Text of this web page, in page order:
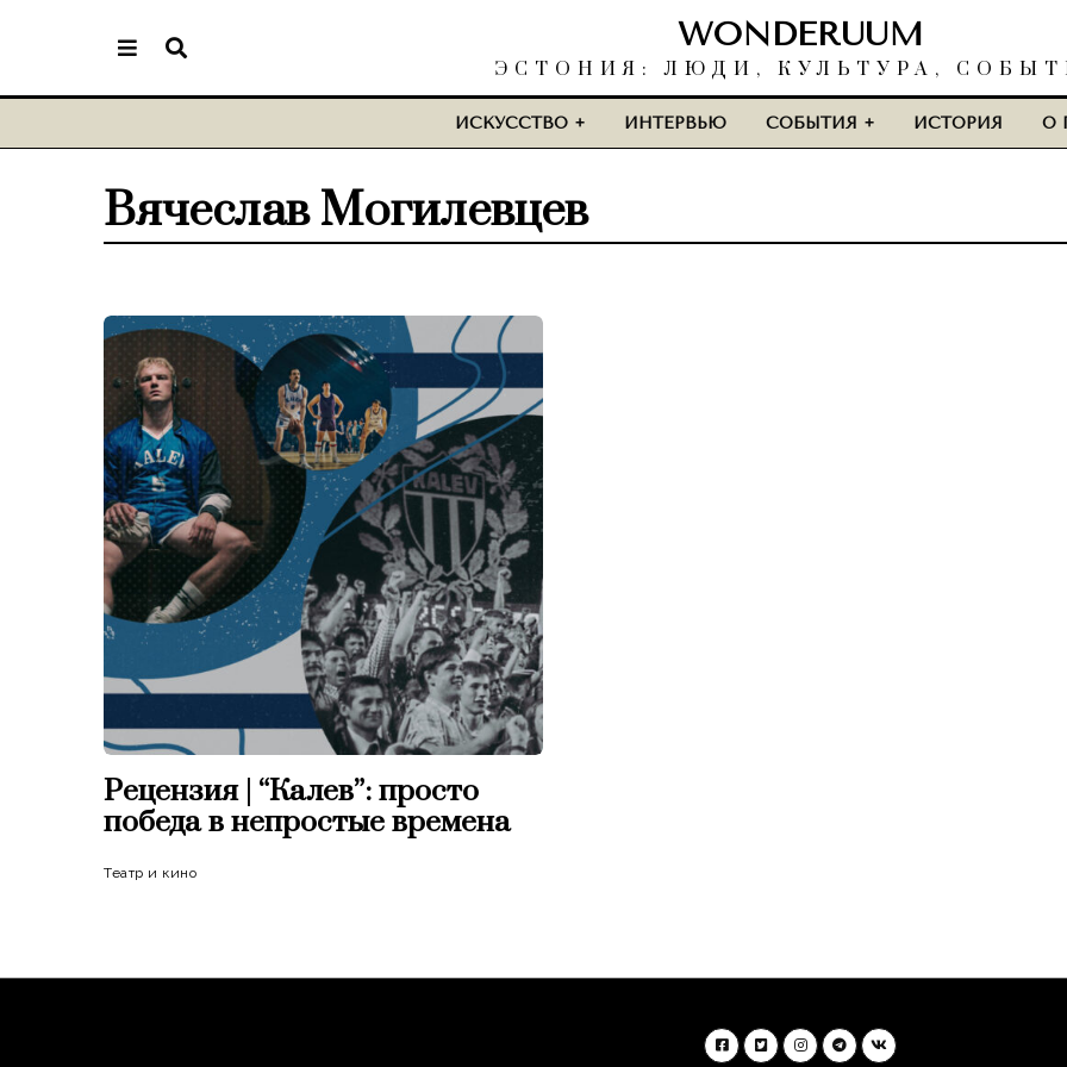
WONDERUUM
ЭСТОНИЯ: ЛЮДИ, КУЛЬТУРА,
ИСКУССТВО ИНТЕРВЬЮ СОБЫТИЯ ИСТОРИЯ О
Вячеслав Могилевцев
Рецензия | “Калев”: просто
победа в непростые времена
Театр и кино